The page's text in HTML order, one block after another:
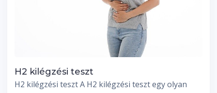
H2 kilégzési teszt
H2 kilégzési teszt A H2 kilégzési teszt egy olyan